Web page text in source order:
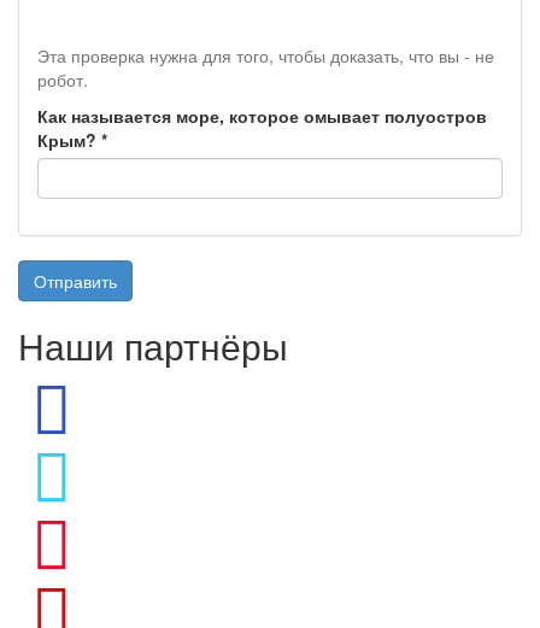
Эта проверка нужна для того, чтобы доказать, что вы - не
робот.
Как называется море, которое омывает полуостров
Крым? *
Отправить
Наши партнёры